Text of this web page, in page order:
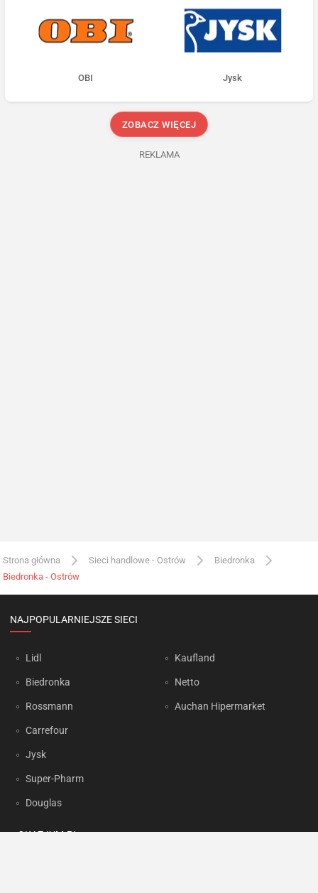
OBI Jysk
ZOBACZ WIĘCEJ
REKLAMA
Strona główna Sieci handlowe - Ostrów
Biedronka
Biedronka - Ostrów
NAJPOPULARNIEJSZE SIECI
Lidl
Biedronka
Rossmann
Carrefour
Jysk
Super-Pharm
Douglas
Kaufland
Netto
Auchan Hipermarket
OKAZJUM.PL